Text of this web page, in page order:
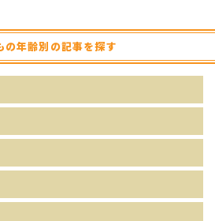
の年齢別の記事を探す